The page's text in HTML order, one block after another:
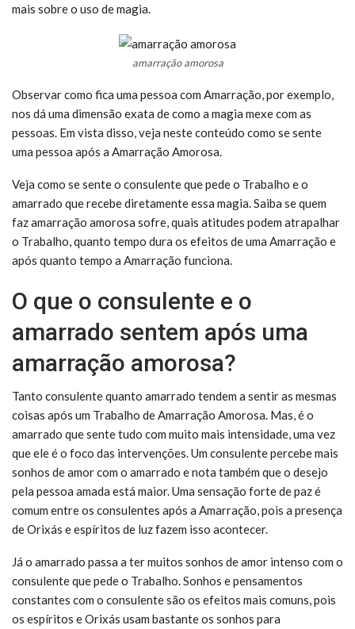
mais sobre o uso de magia.
amarração amorosa
Observar como fica uma pessoa com Amarração, por exemplo,
nos dá uma dimensão exata de como a magia mexe com as
pessoas. Em vista disso, veja neste conteúdo como se sente
uma pessoa após a Amarração Amorosa.
Veja como se sente o consulente que pede o Trabalho e o
amarrado que recebe diretamente essa magia. Saiba se quem
faz amarração amorosa sofre, quais atitudes podem atrapalhar
o Trabalho, quanto tempo dura os efeitos de uma Amarração e
após quanto tempo a Amarração funciona.
O que o consulente e o
amarrado sentem após uma
amarração amorosa?
Tanto consulente quanto amarrado tendem a sentir as mesmas
coisas após um Trabalho de Amarração Amorosa. Mas, é o
amarrado que sente tudo com muito mais intensidade, uma vez
que ele é o foco das intervenções. Um consulente percebe mais
sonhos de amor com o amarrado e nota também que o desejo
pela pessoa amada está maior. Uma sensação forte de paz é
comum entre os consulentes após a Amarração, pois a presença
de Orixás e espíritos de luz fazem isso acontecer.
Já o amarrado passa a ter muitos sonhos de amor intenso com o
consulente que pede o Trabalho. Sonhos e pensamentos
constantes com o consulente são os efeitos mais comuns, pois
os espíritos e Orixás usam bastante os sonhos para